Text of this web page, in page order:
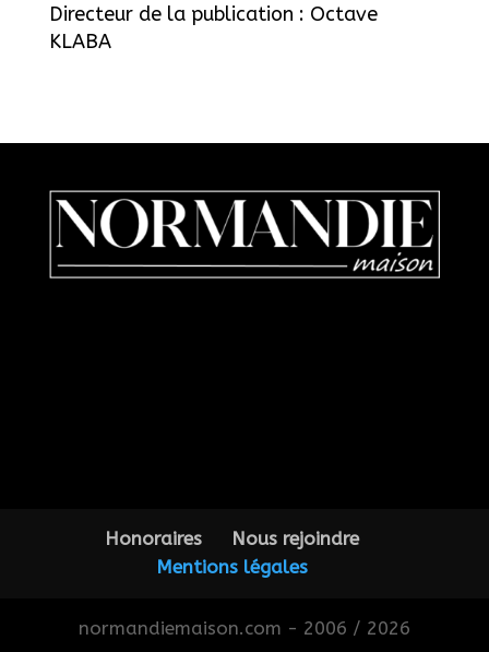
Directeur de la publication : Octave
KLABA
Honoraires
Nous rejoindre
Mentions légales
normandiemaison.com - 2006 / 2026